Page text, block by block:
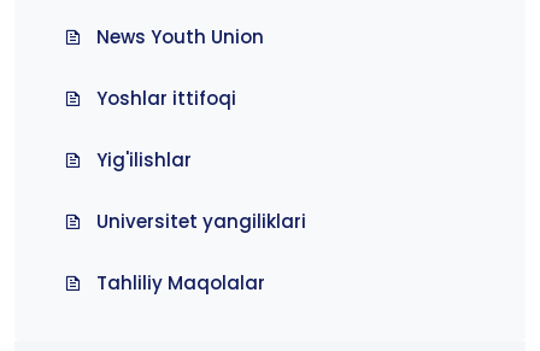
News Youth Union
Yoshlar ittifoqi
Yig'ilishlar
Universitet yangiliklari
Tahliliy Maqolalar